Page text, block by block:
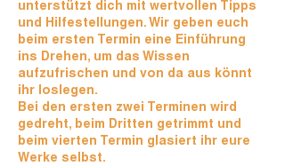
unterstützt dich mit wertvollen Tipps
und Hilfestellungen. Wir geben euch
beim ersten Termin eine Einführung
ins Drehen, um das Wissen
aufzufrischen und von da aus könnt
ihr loslegen.
Bei den ersten zwei Terminen wird
gedreht, beim Dritten getrimmt und
beim vierten Termin glasiert ihr eure
Werke selbst.